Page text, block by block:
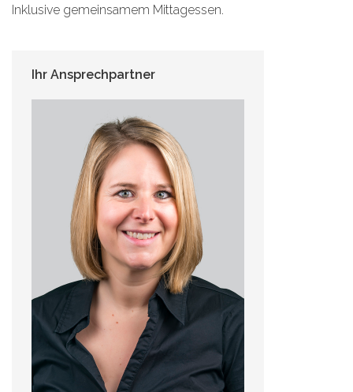
Inklusive gemeinsamem Mittagessen.
Ihr Ansprechpartner